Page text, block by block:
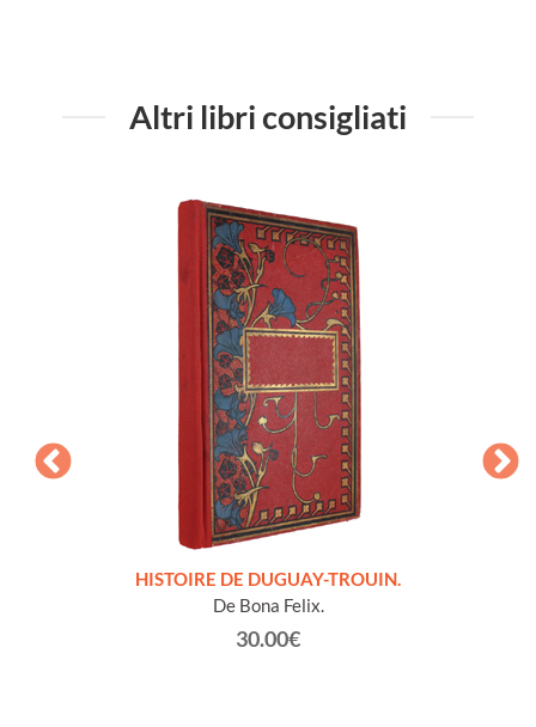
Altri libri consigliati
HISTOIRE DE DUGUAY-TROUIN.
De Bona Felix.
30.00€